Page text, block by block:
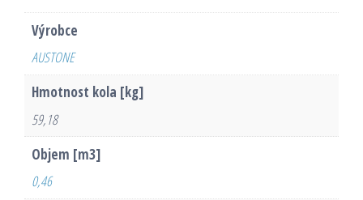
Výrobce
AUSTONE
Hmotnost kola [kg]
59,18
Objem [m3]
0,46